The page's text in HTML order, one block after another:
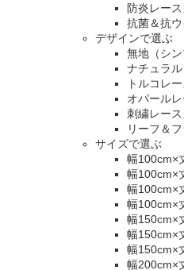
防炎レー
抗菌＆抗
デザインで選ぶ
無地（シ
ナチュラ
トルコレ
オパール
刺繍レー
リーフ＆
サイズで選ぶ
幅100cm×
幅100cm×
幅100cm×
幅100cm×
幅150cm×
幅150cm×
幅150cm×
幅200cm×